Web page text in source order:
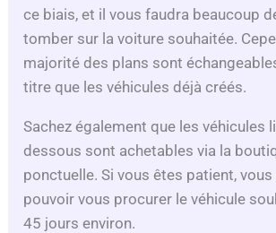
ce biais, et il vous faudra beaucoup
tomber sur la voiture souhaitée.
majorité des plans sont
titre que les véhicules déjà créés.
Sachez également que les véhicules
dessous sont achetables via la
ponctuelle. Si vous êtes patient, vous
pouvoir vous procurer le véhicule
45 jours environ.